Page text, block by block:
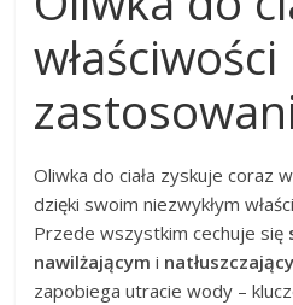
właściwości
Oliwka do ciała zyskuje coraz
dzięki swoim niezwykłym
Przede wszystkim cechuje się
nawilżającym i
zapobiega utracie wody –